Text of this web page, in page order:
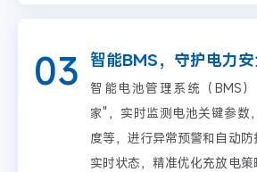
03 智能BMS，守护电力
智能电池管理系统（BMS
家"，实时监测电池关键参数
度等，进行异常预警和自动
实时状态，精准优化充放电